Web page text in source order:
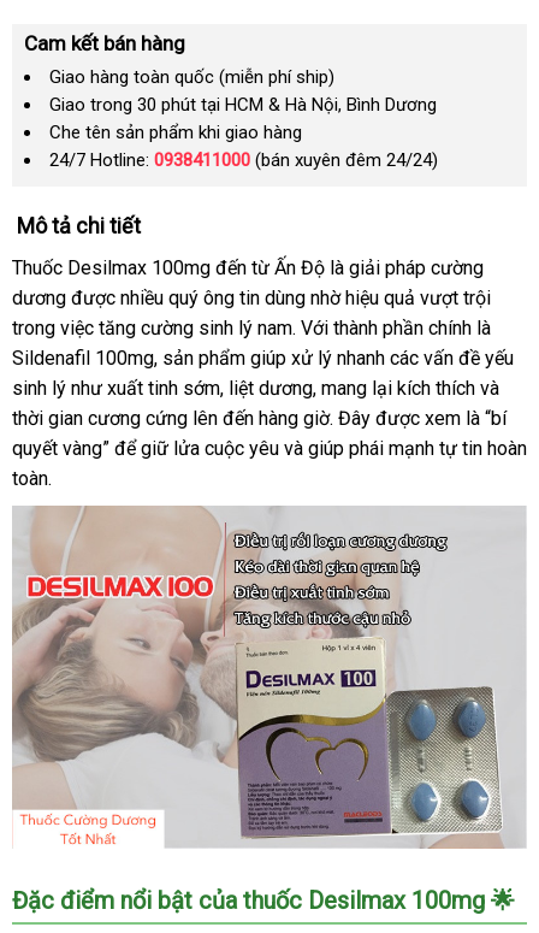
Cam kết bán hàng
Giao hàng toàn quốc (miễn phí ship)
Giao trong 30 phút tại HCM & Hà Nội, Bình Dương
Che tên sản phẩm khi giao hàng
24/7 Hotline: 0938411000 (bán xuyên đêm 24/24)
Mô tả chi tiết
Thuốc Desilmax 100mg đến từ Ấn Độ là giải pháp cường
dương được nhiều quý ông tin dùng nhờ hiệu quả vượt trội
trong việc tăng cường sinh lý nam. Với thành phần chính là
Sildenafil 100mg, sản phẩm giúp xử lý nhanh các vấn đề yếu
sinh lý như xuất tinh sớm, liệt dương, mang lại kích thích và
thời gian cương cứng lên đến hàng giờ. Đây được xem là “bí
quyết vàng” để giữ lửa cuộc yêu và giúp phái mạnh tự tin hoàn
toàn.
Thuốc
Desilmax
Đặc điểm nổi bật của thuốc Desilmax 100mg 🌟